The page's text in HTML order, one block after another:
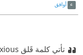
أوافق